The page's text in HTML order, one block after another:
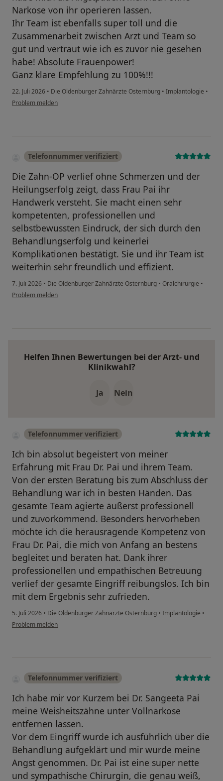
Narkose von ihr operieren lassen.
Ihr Team ist ebenfalls super toll und die
Zusammenarbeit zwischen Arzt und Team so
gut und vertraut wie ich es zuvor nie gesehen
habe! Absolute Frauenpower!
Ganz klare Empfehlung zu 100%!!!
22. Juli 2026 • Die Oldenburger Zahnärzte Osternburg • Implantologie •
Problem melden
Telefonnummer verifiziert
Die Zahn-OP verlief ohne Schmerzen und der
Heilungserfolg zeigt, dass Frau Pai ihr
Handwerk versteht. Sie macht einen sehr
kompetenten, professionellen und
selbstbewussten Eindruck, der sich durch den
Behandlungserfolg und keinerlei
Komplikationen bestätigt. Sie und ihr Team ist
weiterhin sehr freundlich und effizient.
7. Juli 2026 • Die Oldenburger Zahnärzte Osternburg • Oralchirurgie •
Problem melden
Helfen Ihnen Bewertungen bei der Arzt- und
Klinikwahl?
Ja Nein
Telefonnummer verifiziert
Ich bin absolut begeistert von meiner
Erfahrung mit Frau Dr. Pai und ihrem Team.
Von der ersten Beratung bis zum Abschluss der
Behandlung war ich in besten Händen. Das
gesamte Team agierte äußerst professionell
und zuvorkommend. Besonders hervorheben
möchte ich die herausragende Kompetenz von
Frau Dr. Pai, die mich von Anfang an bestens
begleitet und beraten hat. Dank ihrer
professionellen und empathischen Betreuung
verlief der gesamte Eingriff reibungslos. Ich bin
mit dem Ergebnis sehr zufrieden.
5. Juli 2026 • Die Oldenburger Zahnärzte Osternburg • Implantologie •
Problem melden
Telefonnummer verifiziert
Ich habe mir vor Kurzem bei Dr. Sangeeta Pai
meine Weisheitszähne unter Vollnarkose
entfernen lassen.
Vor dem Eingriff wurde ich ausführlich über die
Behandlung aufgeklärt und mir wurde meine
Angst genommen. Dr. Pai ist eine super nette
und sympathische Chirurgin, die genau weiß,